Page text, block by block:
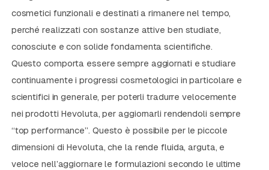
cosmetici funzionali e destinati a rimanere nel tempo,
perché realizzati con sostanze attive ben studiate,
conosciute e con solide fondamenta scientifiche.
Questo comporta essere sempre aggiornati e studiare
continuamente i progressi cosmetologici in particolare e
scientifici in generale, per poterli tradurre velocemente
nei prodotti Hevoluta, per aggiornarli rendendoli sempre
“top performance”. Questo è possibile per le piccole
dimensioni di Hevoluta, che la rende fluida, arguta, e
veloce nell’aggiornare le formulazioni secondo le ultime